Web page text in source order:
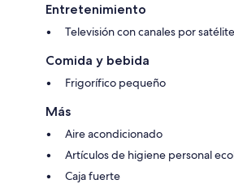
Entretenimiento
Televisión con canales por satélite
Comida y bebida
Frigorífico pequeño
Más
Aire acondicionado
Artículos de higiene personal
Caja fuerte